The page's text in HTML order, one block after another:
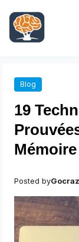
contenu
Blog
19
Posted by